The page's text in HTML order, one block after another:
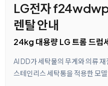
LG전자
렌탈 안내
24kg 대용량 LG 트롬 드럼
AI DD가 세탁물의 무게와 의류
스테인리스 세탁통을 적용한 모